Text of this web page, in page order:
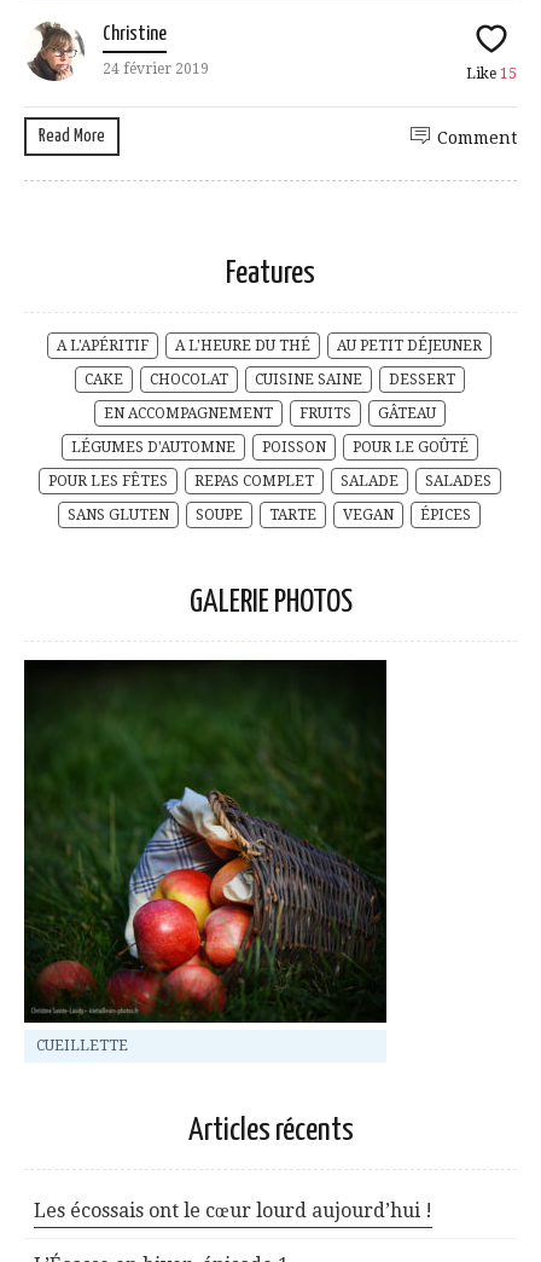
Christine
24 février 2019 Like 15
Read More Comment
Features
A L'APÉRITIF A L'HEURE DU THÉ
AU PETIT DÉJEUNER
CAKE
CHOCOLAT CUISINE SAINE
DESSERT
EN ACCOMPAGNEMENT
FRUITS
GÂTEAU
LÉGUMES D'AUTOMNE
POISSON
POUR LE GOÛTÉ
POUR LES FÊTES
REPAS COMPLET SALADE
SALADES
SANS GLUTEN
SOUPE TARTE VEGAN ÉPICES
GALERIE PHOTOS
CUEILLETTE
Articles récents
Les écossais ont le cœur lourd aujourd’hui !